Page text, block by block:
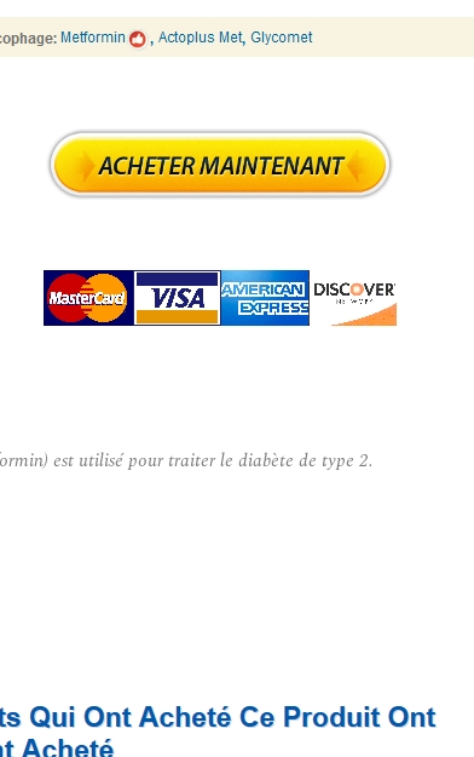
est utilisé pour traiter le diabète de type 2.